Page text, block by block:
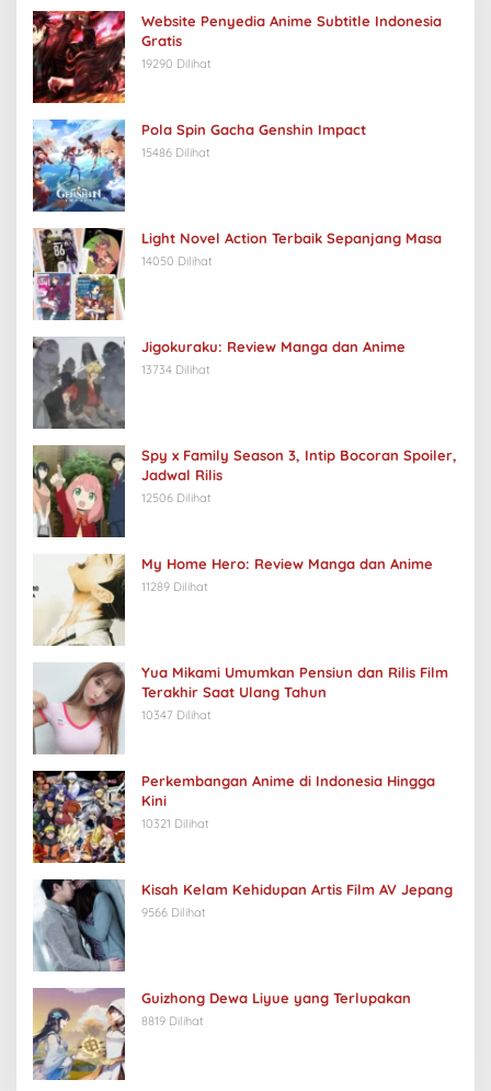
Website Penyedia Anime Subtitle Indonesia
Gratis
19290 Dilihat
Pola Spin Gacha Genshin Impact
15486 Dilihat
Light Novel Action Terbaik Sepanjang Masa
14050 Dilihat
Jigokuraku: Review Manga dan Anime
13734 Dilihat
Spy x Family Season 3, Intip Bocoran Spoiler,
Jadwal Rilis
12506 Dilihat
My Home Hero: Review Manga dan Anime
11289 Dilihat
Yua Mikami Umumkan Pensiun dan Rilis Film
Terakhir Saat Ulang Tahun
10347 Dilihat
Perkembangan Anime di Indonesia Hingga
Kini
10321 Dilihat
Kisah Kelam Kehidupan Artis Film AV Jepang
9566 Dilihat
Guizhong Dewa Liyue yang Terlupakan
8819 Dilihat